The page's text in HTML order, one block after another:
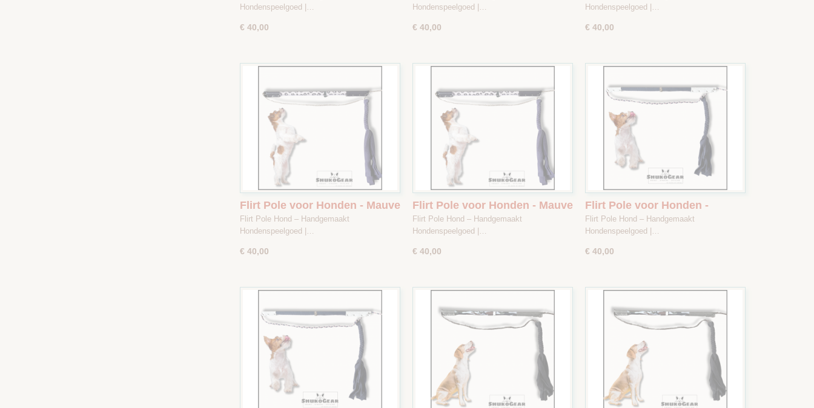
Hondenspeelgoed |…
€ 40,00
Hondenspeelgoed |…
€ 40,00
Hondenspeelgoed |…
€ 40,00
Flirt Pole voor Honden - Mauve
/ Creme met Print - Maat 2
Flirt Pole Hond – Handgemaakt
Hondenspeelgoed |…
€ 40,00
Flirt Pole voor Honden - Mauve
/ Creme met Print - Maat 1
Flirt Pole Hond – Handgemaakt
Hondenspeelgoed |…
€ 40,00
Flirt Pole voor Honden -
Donkerblauw / Roze / Beige -
Maat 2
Flirt Pole Hond – Handgemaakt
Hondenspeelgoed |…
€ 40,00